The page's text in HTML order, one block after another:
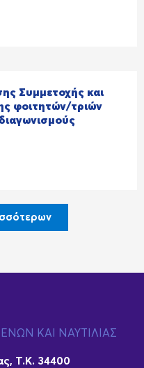
Συμμετοχής και
φοιτητών/τριών
ΚΑΙ ΝΑΥΤΙΛΙΑΣ
Τ.Κ. 34400